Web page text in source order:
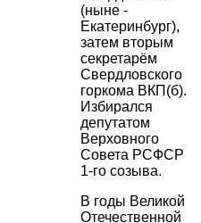
(ныне -
Екатеринбург),
затем вторым
секретарём
Свердловского
горкома ВКП(б).
Избирался
депутатом
Верховного
Совета РСФСР
1-го созыва.
В годы Великой
Отечественной